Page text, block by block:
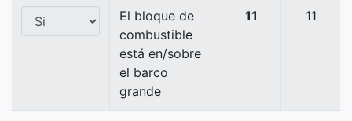
El bloque de
combustible
está en/sobre
el barco
grande
11 11